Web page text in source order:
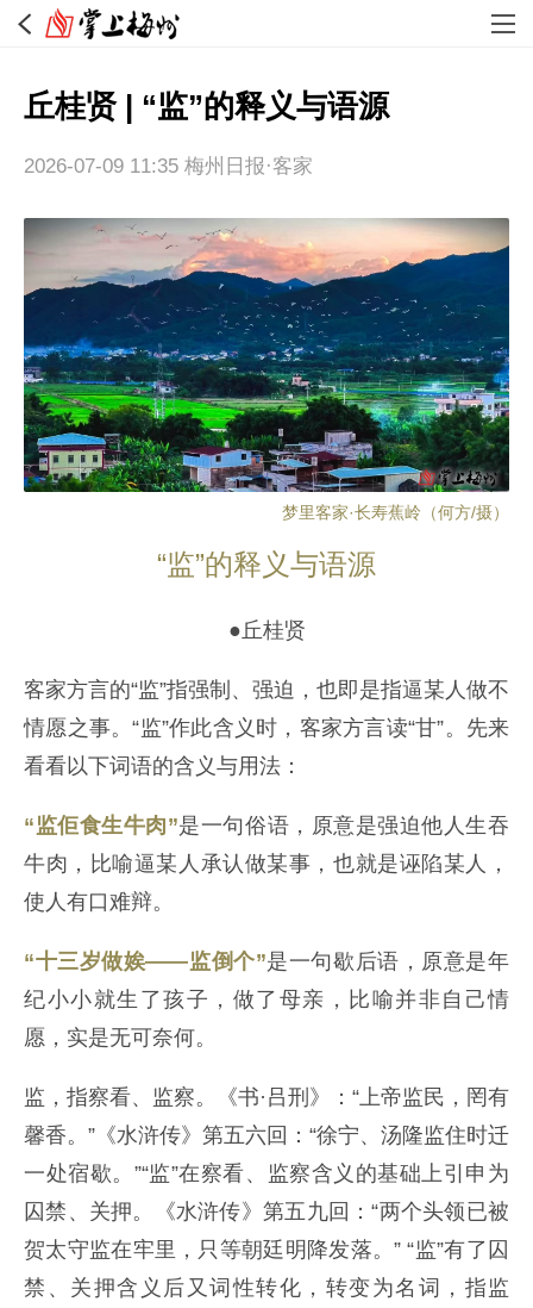
丘桂贤 | “监”的释义与语源
2026-07-09 11:35 梅州日报·客家
梦里客家·长寿蕉岭（何方/摄）
“监”的释义与语源
●丘桂贤
客家方言的“监”指强制、强迫，也即是指逼某人做不
情愿之事。“监”作此含义时，客家方言读“甘”。先来
看看以下词语的含义与用法：
“监佢食生牛肉”是一句俗语，原意是强迫他人生吞
牛肉，比喻逼某人承认做某事，也就是诬陷某人，
使人有口难辩。
“十三岁做娭——监倒个”是一句歇后语，原意是年
纪小小就生了孩子，做了母亲，比喻并非自己情
愿，实是无可奈何。
监，指察看、监察。《书·吕刑》：“上帝监民，罔有
馨香。”《水浒传》第五六回：“徐宁、汤隆监住时迁
一处宿歇。”“监”在察看、监察含义的基础上引申为
囚禁、关押。《水浒传》第五九回：“两个头领已被
贺太守监在牢里，只等朝廷明降发落。” “监”有了囚
禁、关押含义后又词性转化，转变为名词，指监